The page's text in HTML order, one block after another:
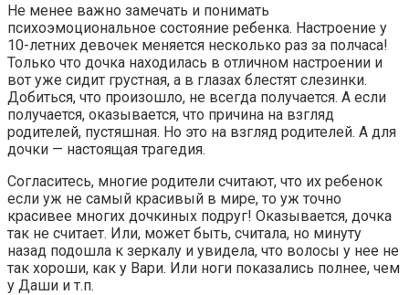
Не менее важно замечать и понимать
психоэмоциональное состояние ребенка. Настроение у
10-летних девочек меняется несколько раз за полчаса!
Только что дочка находилась в отличном настроении и
вот уже сидит грустная, а в глазах блестят слезинки.
Добиться, что произошло, не всегда получается. А если
получается, оказывается, что причина на взгляд
родителей, пустяшная. Но это на взгляд родителей. А для
дочки — настоящая трагедия.
Согласитесь, многие родители считают, что их ребенок
если уж не самый красивый в мире, то уж точно
красивее многих дочкиных подруг! Оказывается, дочка
так не считает. Или, может быть, считала, но минуту
назад подошла к зеркалу и увидела, что волосы у нее не
так хороши, как у Вари. Или ноги показались полнее, чем
у Даши и т.п.